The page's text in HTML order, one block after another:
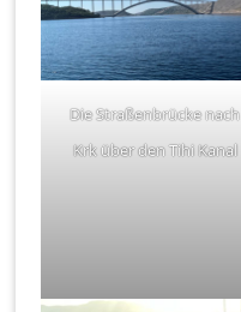
Die Straßenbrücke nach
Krk über den Tihi Kanal